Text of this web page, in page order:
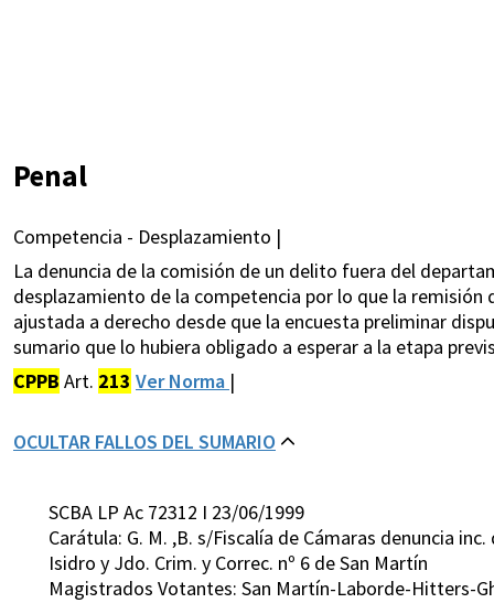
Penal
Competencia - Desplazamiento |
La denuncia de la comisión de un delito fuera del
desplazamiento de la competencia por lo que la
ajustada a derecho desde que la encuesta preliminar
sumario que lo hubiera obligado a esperar a la etapa
CPPB Art. 213 Ver Norma |
OCULTAR FALLOS DEL SUMARIO
SCBA LP Ac 72312 I 23/06/1999
Carátula: G. M. ,B. s/Fiscalía de Cámaras denuncia
Isidro y Jdo. Crim. y Correc. nº 6 de San Martín
Magistrados Votantes: San Martín-Laborde-Hitters-